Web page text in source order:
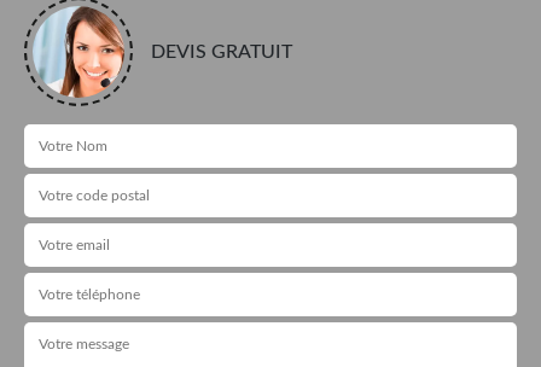
DEVIS GRATUIT